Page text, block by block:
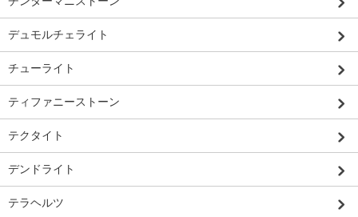
デュモルチェライト
チューライト
ティファニーストーン
テクタイト
デンドライト
テラヘルツ